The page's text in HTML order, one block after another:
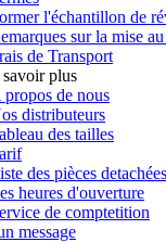
l'échantillon de
sur la mise
de Transport
plus
propos de nous
distributeurs
des tailles
des pièces
heures d'ouverture
de comptetition
message